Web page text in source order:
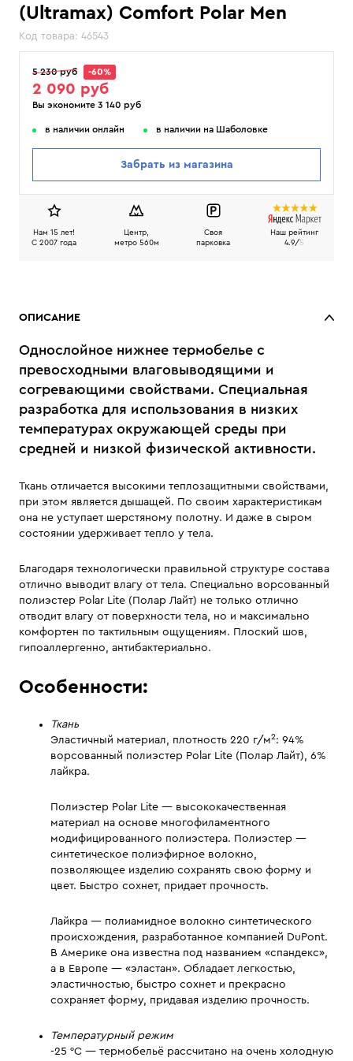
(Ultramax) Comfort Polar Men
Код товара: 46543
5 230 руб -60%
2 090 руб
Вы экономите 3 140 руб
в наличии онлайн в наличии на Шаболовке
Забрать из магазина
Нам 15 лет!
C 2007 года
Центр,
метро 560м
Своя
парковка
Наш рейтинг
4.9/5
ОПИСАНИЕ
Однослойное нижнее термобелье с
превосходными влаговыводящими и
согревающими свойствами. Специальная
разработка для использования в низких
температурах окружающей среды при
средней и низкой физической активности.
Ткань отличается высокими теплозащитными свойствами,
при этом является дышащей. По своим характеристикам
она не уступает шерстяному полотну. И даже в сыром
состоянии удерживает тепло у тела.
Благодаря технологически правильной структуре состава
отлично выводит влагу от тела. Специально ворсованный
полиэстер Polar Lite (Полар Лайт) не только отлично
отводит влагу от поверхности тела, но и максимально
комфортен по тактильным ощущениям. Плоский шов,
гипоаллергенно, антибактериально.
Особенности:
Ткань
Эластичный материал, плотность 220 г/м2 : 94%
ворсованный полиэстер Polar Lite (Полар Лайт), 6%
лайкра.
Полиэстер Polar Lite — высококачественная
материал на основе многофиламентного
модифицированного полиэстера. Полиэстер —
синтетическое полиэфирное волокно,
позволяющее изделию сохранять свою форму и
цвет. Быстро сохнет, придает прочность.
Лайкра — полиамидное волокно синтетического
происхождения, разработанное компанией DuPont.
В Америке она известна под названием «спандекс»,
а в Европе — «эластан». Обладает легкостью,
эластичностью, быстро сохнет и прекрасно
сохраняет форму, придавая изделию прочность.
Температурный режим
-25 °C — термобельё рассчитано на очень холодную